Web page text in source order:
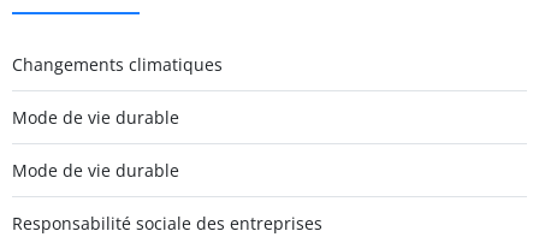
Changements climatiques
Mode de vie durable
Mode de vie durable
Responsabilité sociale des entreprises